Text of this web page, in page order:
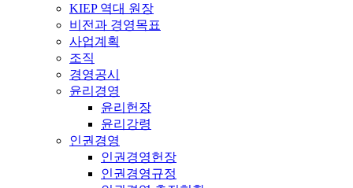
KIEP 역대 원장
비전과 경영목표
사업계획
조직
경영공시
윤리경영
윤리헌장
윤리강령
인권경영
인권경영헌장
인권경영규정